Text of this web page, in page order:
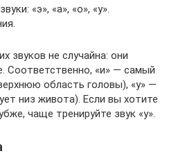
«э», «а», «о», «у».
звуков не случайна: они
Соответственно, «и» — самый
область головы), «у» —
низ живота). Если вы хотите
чаще тренируйте звук «у».